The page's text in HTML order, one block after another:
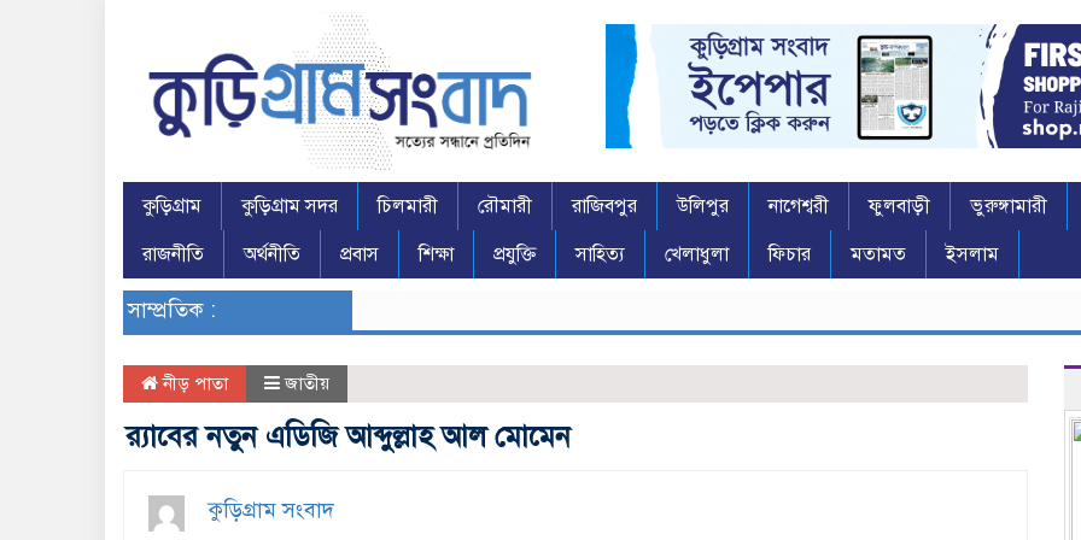
কুড়িগ্রাম কুড়িগ্রাম সদর চিলমারী রৌমারী রাজিবপুর উলিপুর নাগেশ্বরী ফুলবাড়ী ভুরুঙ্গামারী
রাজনীতি
অর্থনীতি প্রবাস শিক্ষা প্রযুক্তি সাহিত্য খেলাধুলা ফিচার মতামত ইসলাম
সাম্প্রতিক :
নীড় পাতা জাতীয়
র‌্যাবের নতুন এডিজি আব্দুল্লাহ আল মোমেন
কুড়িগ্রাম সংবাদ